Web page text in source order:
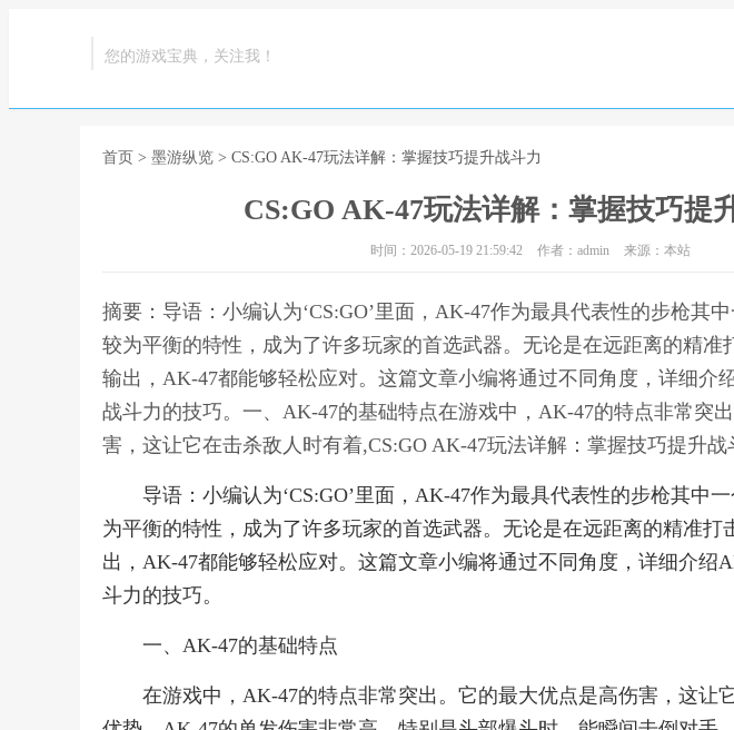
您的游戏宝典，关注我！
首页 > 墨游纵览 > CS:GO AK-47玩法详解：掌握技巧提升战斗力
CS:GO AK-47玩法详解：掌握技巧提
时间：2026-05-19 21:59:42 作者：admin 来源：本站
摘要：导语：小编认为‘CS:GO’里面，AK-47作为最具代表性的步枪其
较为平衡的特性，成为了许多玩家的首选武器。无论是在远距离的精准
输出，AK-47都能够轻松应对。这篇文章小编将通过不同角度，详细介
战斗力的技巧。一、AK-47的基础特点在游戏中，AK-47的特点非常突
害，这让它在击杀敌人时有着,CS:GO AK-47玩法详解：掌握技巧提升战
导语：小编认为‘CS:GO’里面，AK-47作为最具代表性的步枪其中
为平衡的特性，成为了许多玩家的首选武器。无论是在远距离的精准打
出，AK-47都能够轻松应对。这篇文章小编将通过不同角度，详细介绍
斗力的技巧。
一、AK-47的基础特点
在游戏中，AK-47的特点非常突出。它的最大优点是高伤害，这让